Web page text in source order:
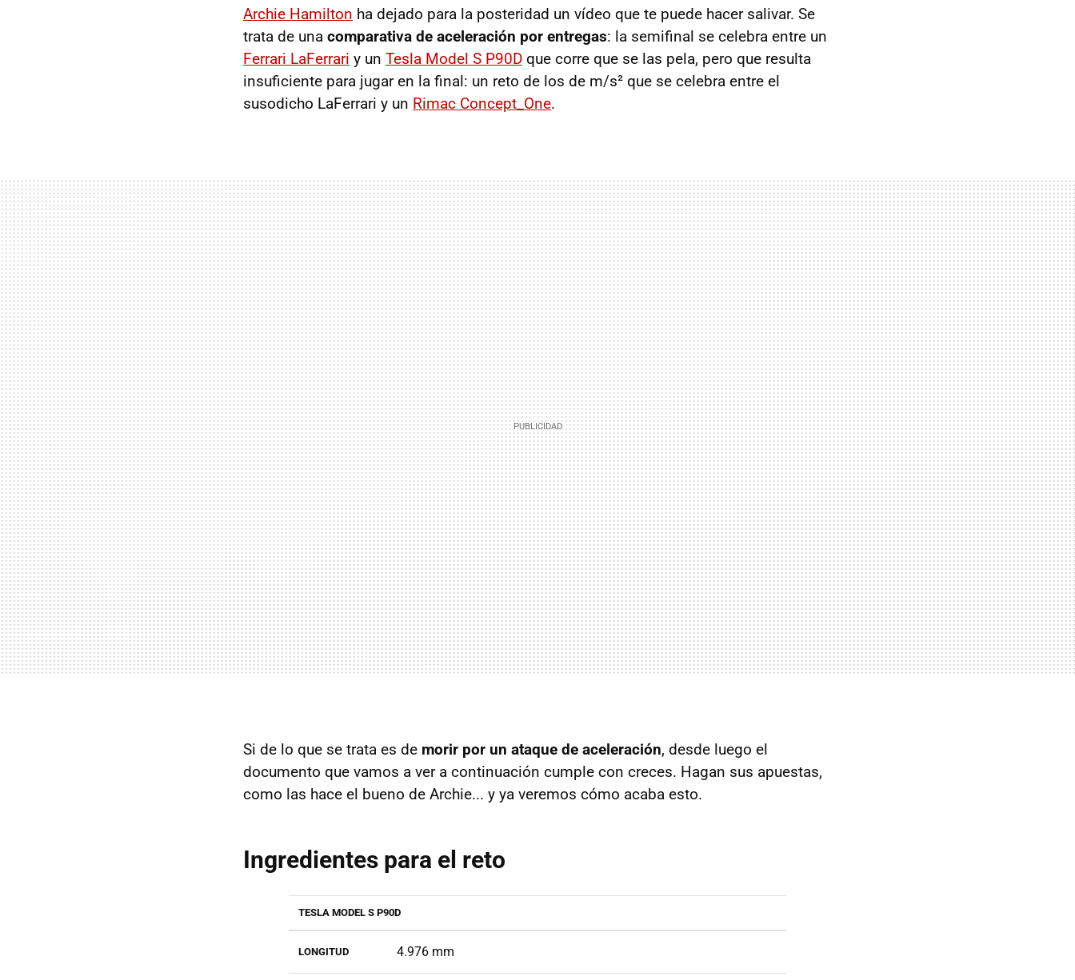
Archie Hamilton ha dejado para la posteridad un vídeo que te puede hacer salivar. Se
trata de una comparativa de aceleración por entregas: la semifinal se celebra entre un
Ferrari LaFerrari y un Tesla Model S P90D que corre que se las pela, pero que resulta
insuficiente para jugar en la final: un reto de los de m/s² que se celebra entre el
susodicho LaFerrari y un Rimac Concept_One.
Si de lo que se trata es de morir por un ataque de aceleración, desde luego el
documento que vamos a ver a continuación cumple con creces. Hagan sus apuestas,
como las hace el bueno de Archie... y ya veremos cómo acaba esto.
Ingredientes para el reto
TESLA MODEL S P90D
LONGITUD 4.976 mm